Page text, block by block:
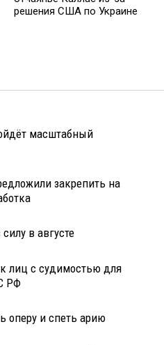
решения США по Украине
масштабный
закрепить на
в августе
лиц с судимостью для
РФ
оперу и спеть арию